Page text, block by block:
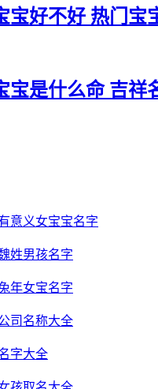
宝好不好 热门宝
宝是什么命 吉祥
意义女宝宝名字
姓男孩名字
年女宝名字
司名称大全
字大全